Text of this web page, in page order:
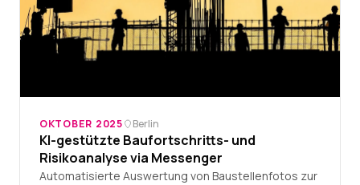
OKTOBER 2025 Berlin
KI-gestützte Baufortschritts- und
Risikoanalyse via Messenger
Automatisierte Auswertung von Baustellenfotos zur